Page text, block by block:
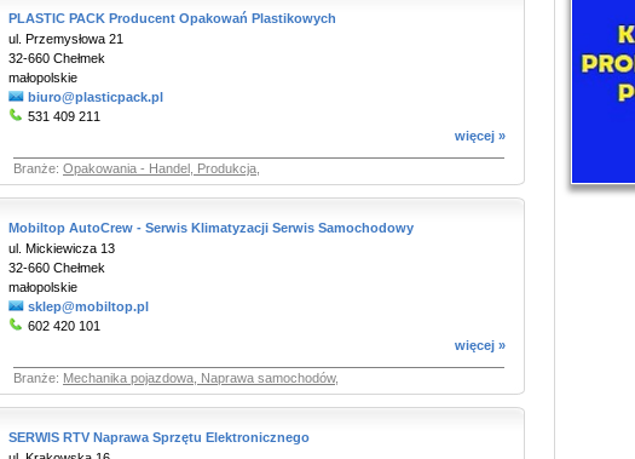
PLASTIC PACK Producent Opakowań Plastikowych
ul. Przemysłowa 21
32-660 Chełmek
małopolskie
biuro@plasticpack.pl
531 409 211
więcej »
Branże: Opakowania - Handel, Produkcja
Mobiltop AutoCrew - Serwis Klimatyzacji Serwis Samochodowy
ul. Mickiewicza 13
32-660 Chełmek
małopolskie
sklep@mobiltop.pl
602 420 101
więcej »
Branże: Mechanika pojazdowa, Naprawa samochodów,
SERWIS RTV Naprawa Sprzętu Elektronicznego